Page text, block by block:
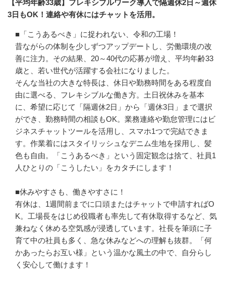
【平均年齢33歳】フレキシブルワーク導入で隔週休2日～週休
3日もOK！連絡や有休にはチャットを活用。
■「こうあるべき」に捉われない、令和の工場！
昔ながらの体制を少しずつアップデートし、労働環境の改
善に注力。その結果、20～40代の応募が増え、平均年齢33
歳と、若い世代が活躍する会社になりました。
そんな当社の大きな特長は、休日や勤務時間をある程度自
由に選べる、フレキシブルな働き方。土日祝休みを基本
に、希望に応じて「隔週休2日」から「週休3日」まで選択
ができ、勤務時間の相談もOK。業務連絡や勤怠管理にはビ
ジネスチャットツールを活用し、スマホ1つで完結できま
す。作業着にはスタイリッシュなデニム生地を採用し、髪
色も自由。「こうあるべき」という固定観念は捨て、社員1
人ひとりの「こうしたい」をカタチにします！
■休みやすさも、働きやすさに！
有休は、1週間前までに口頭またはチャットで申請すればO
K。工場長をはじめ役職者も率先して有休取得するなど、気
兼ねなく休める空気感が浸透しています。社長を筆頭に子
育て中の社員も多く、急な休みなどへの理解も抜群。「何
かあったらお互い様」という温かな風土の中で、自分らし
く安心して働けます！